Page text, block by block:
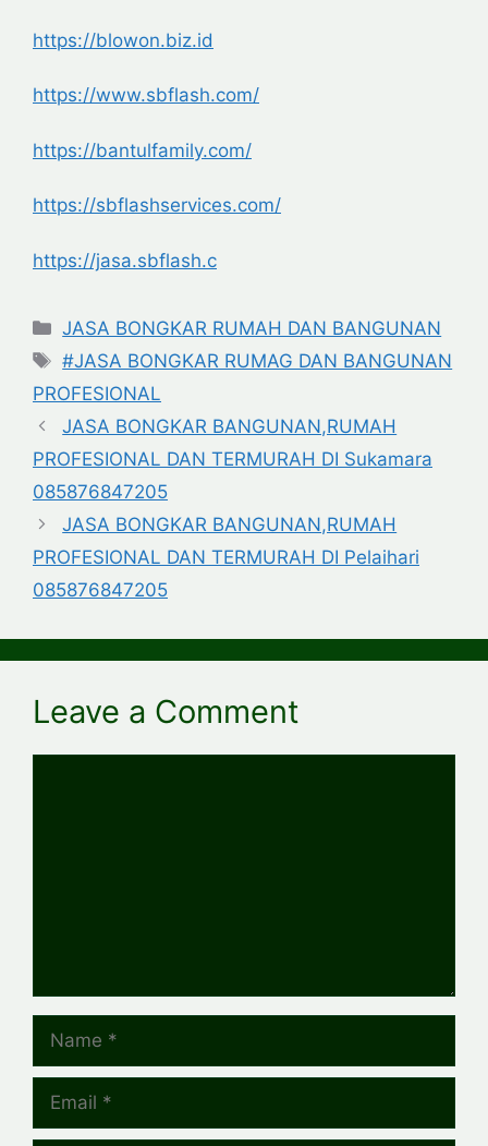
https://blowon.biz.id
https://www.sbflash.com/
https://bantulfamily.com/
https://sbflashservices.com/
https://jasa.sbflash.c
Categories
JASA BONGKAR RUMAH DAN BANGUNAN
Tags
#JASA BONGKAR RUMAG DAN BANGUNAN
PROFESIONAL
JASA BONGKAR BANGUNAN,RUMAH
PROFESIONAL DAN TERMURAH DI Sukamara
085876847205
JASA BONGKAR BANGUNAN,RUMAH
PROFESIONAL DAN TERMURAH DI Pelaihari
085876847205
Leave a Comment